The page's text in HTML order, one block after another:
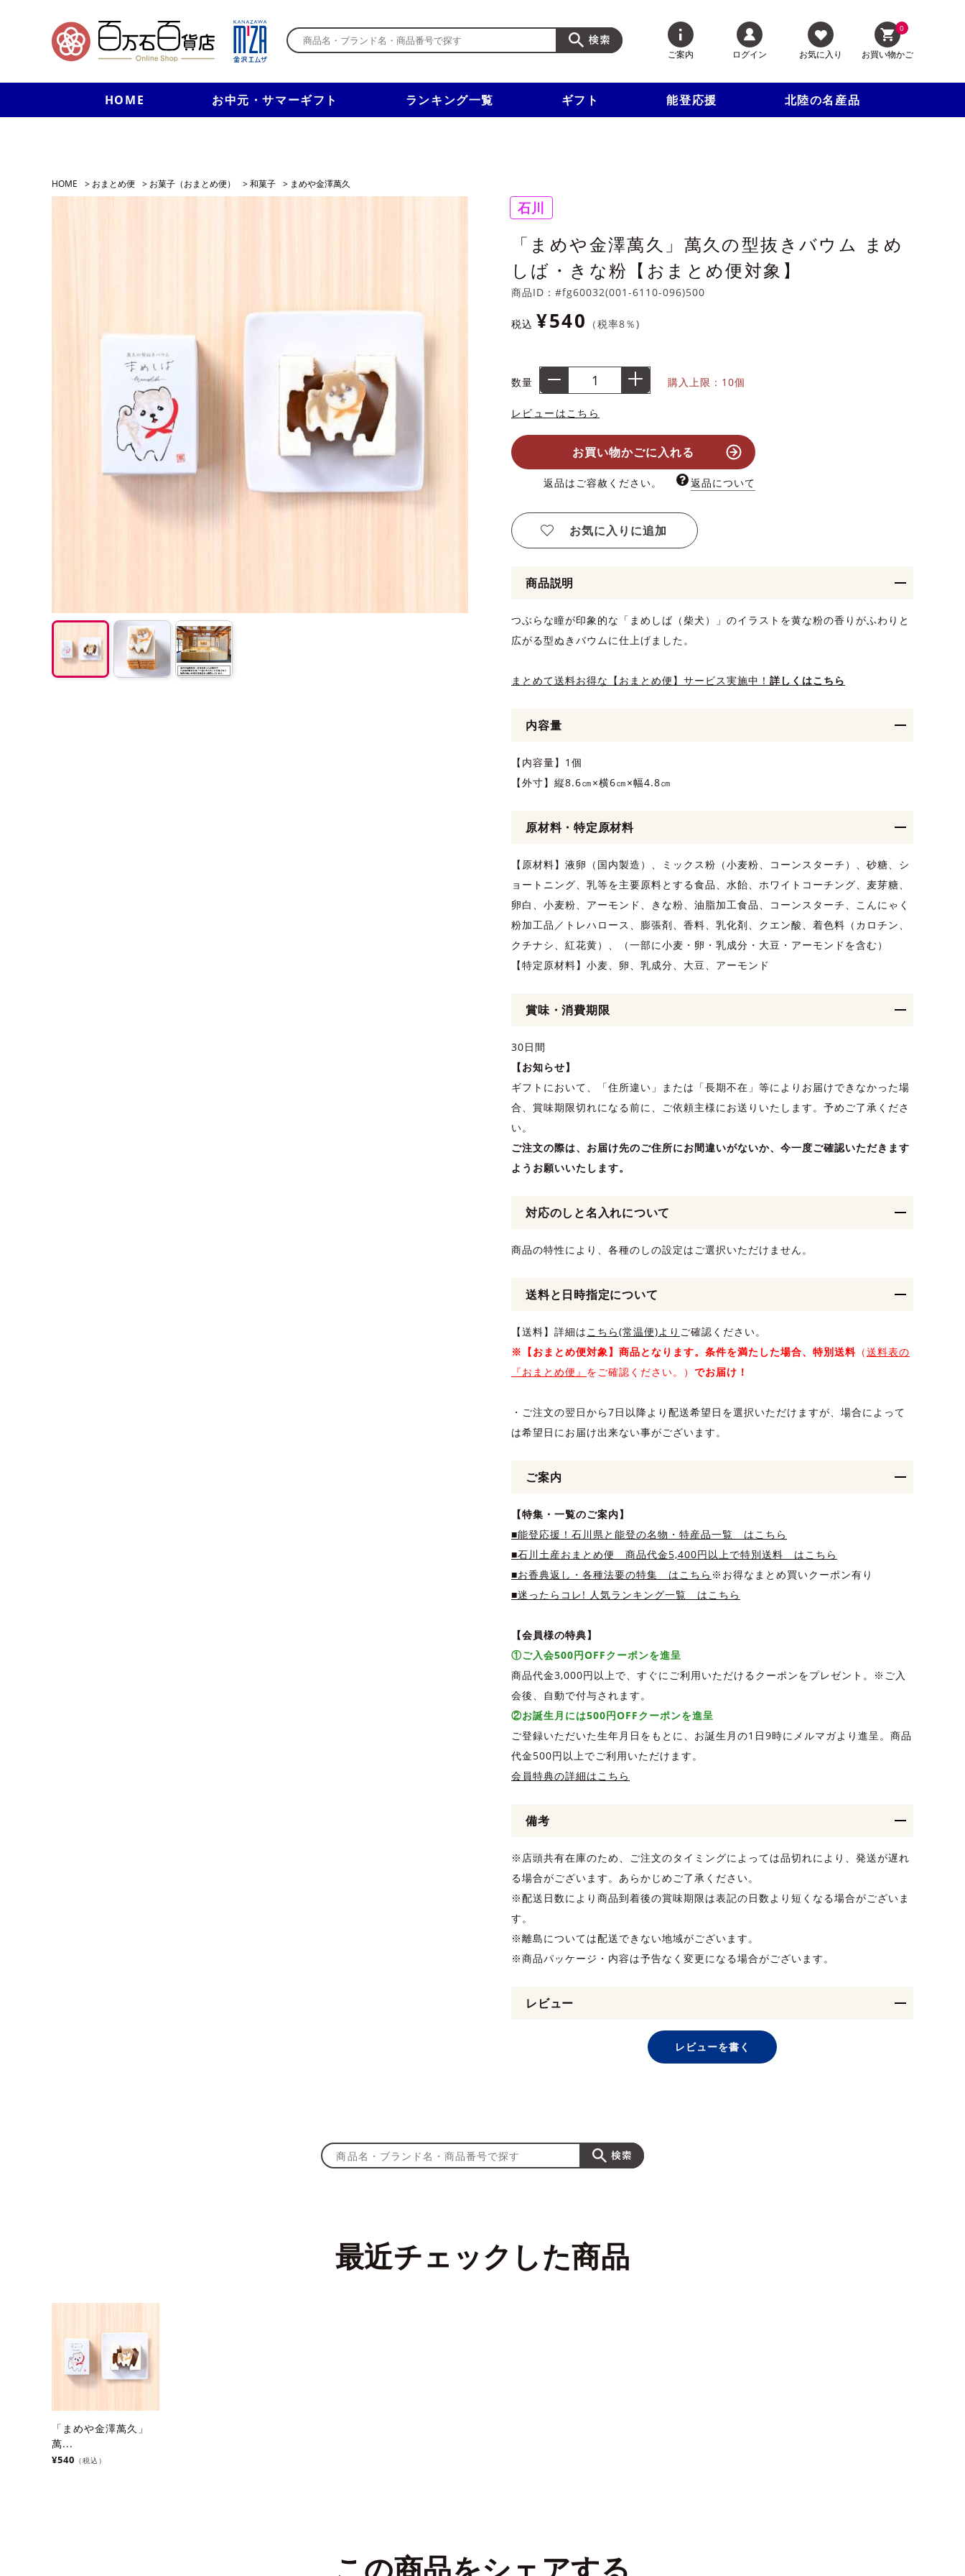
ご案内 ログイン お気に入り
0
お買い物かご
HOME お中元・サマーギフト ランキング一覧 ギフト 能登応援 北陸の名産品
新規入会で3千円以上で使える500円クーポンを進呈！
HOME > おまとめ便 > お菓子（おまとめ便） >和菓子 > まめや金澤萬久
石川
「まめや金澤萬久」萬久の型抜きバウム まめ
しば・きな粉【おまとめ便対象】
商品ID： #fg60032(001-6110-096)500
税込 ¥540 （税率8％)
数量 購入上限：10個
レビューはこちら
お買い物かごに入れる
返品はご容赦ください。 返品について
お気に入りに追加
商品説明
つぶらな瞳が印象的な「まめしば（柴犬）」のイラストを黄な粉の香りがふわりと
広がる型ぬきバウムに仕上げました。
まとめて送料お得な【おまとめ便】サービス実施中！ 詳しくはこちら
内容量
【内容量】1個
【外寸】縦8.6㎝×横6㎝×幅4.8㎝
原材料・特定原材料
【原材料】液卵（国内製造）、ミックス粉（小麦粉、コーンスターチ）、砂糖、シ
ョートニング、乳等を主要原料とする食品、水飴、ホワイトコーチング、麦芽糖、
卵白、小麦粉、アーモンド、きな粉、油脂加工食品、コーンスターチ、こんにゃく
粉加工品／トレハロース、膨張剤、香料、乳化剤、クエン酸、着色料（カロチン、
クチナシ、紅花黄）、（一部に小麦・卵・乳成分・大豆・アーモンドを含む）
【特定原材料】小麦、卵、乳成分、大豆、アーモンド
賞味・消費期限
30日間
【お知らせ】
ギフトにおいて、「住所違い」または「長期不在」等によりお届けできなかった場
合、賞味期限切れになる前に、ご依頼主様にお送りいたします。予めご了承くださ
い。
ご注文の際は、お届け先のご住所にお間違いがないか、今一度ご確認いただきます
ようお願いいたします。
対応のしと名入れについて
商品の特性により、各種のしの設定はご選択いただけません。
送料と日時指定について
【送料】詳細はこちら(常温便)より ご確認ください。
※【おまとめ便対象】商品となります。条件を満たした場合、特別送料 （送料表の
『おまとめ便』 をご確認ください。） でお届け！
・ご注文の翌日から7日以降より配送希望日を選択いただけますが、場合によって
は希望日にお届け出来ない事がございます。
ご案内
【特集・一覧のご案内】
■能登応援！石川県と能登の名物・特産品一覧 はこちら
■石川土産おまとめ便 商品代金5,400円以上で特別送料 はこちら
■お香典返し・各種法要の特集 はこちら ※お得なまとめ買いクーポン有り
■迷ったらコレ! 人気ランキング一覧 はこちら
【会員様の特典】
①ご入会500円OFFクーポンを進呈
商品代金3,000円以上で、すぐにご利用いただけるクーポンをプレゼント。※ご入
会後、自動で付与されます。
②お誕生月には500円OFFクーポンを進呈
ご登録いただいた生年月日をもとに、お誕生月の1日9時にメルマガより進呈。商品
代金500円以上でご利用いただけます。
会員特典の詳細はこちら
備考
※店頭共有在庫のため、ご注文のタイミングによっては品切れにより、発送が遅れ
る場合がございます。あらかじめご了承ください。
※配送日数により商品到着後の賞味期限は表記の日数より短くなる場合がございま
す。
※離島については配送できない地域がございます。
※商品パッケージ・内容は予告なく変更になる場合がございます。
レビュー
レビューを書く
最近チェックした商品
「まめや金澤萬久」
萬...
¥540 （税込）